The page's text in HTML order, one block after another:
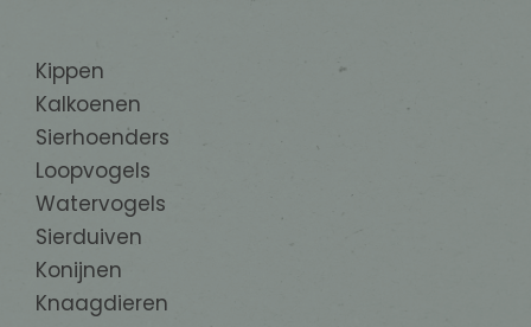
Kippen
Kalkoenen
Sierhoenders
Loopvogels
Watervogels
Sierduiven
Konijnen
Knaagdieren